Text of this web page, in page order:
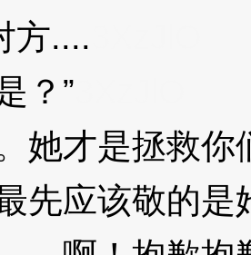
....
？”
才是拯救你
先应该敬的是